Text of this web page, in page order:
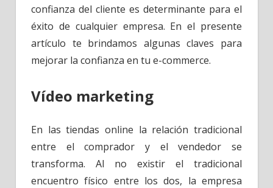
confianza del cliente es determinante para el
éxito de cualquier empresa. En el presente
artículo te brindamos algunas claves para
mejorar la confianza en tu e-commerce.
Vídeo marketing
En las tiendas online la relación tradicional
entre el comprador y el vendedor se
transforma. Al no existir el tradicional
encuentro físico entre los dos, la empresa